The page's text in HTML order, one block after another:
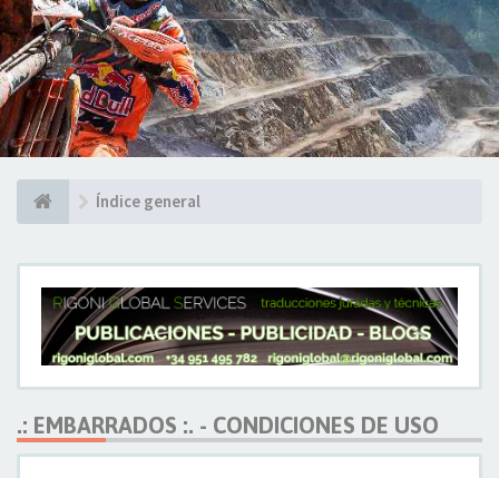
Índice general
.: EMBARRADOS :. - CONDICIONES DE USO